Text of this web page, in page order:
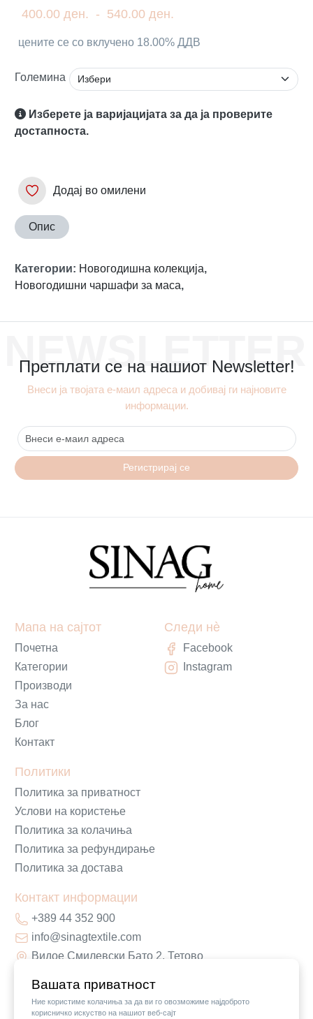
Вашата приватност
Ние користиме колачиња за да ви го овозможиме најдоброто
корисничко искуство на нашиот веб-сајт
400.00 ден. - 540.00 ден.
цените се со вклучено 18.00% ДДВ
Големина
Изберете ја варијацијата за да ја проверите
достапноста.
Додај во омилени
Опис
Категории: Новогодишна колекција,
Новогодишни чаршафи за маса,
NEWSLETTER
Претплати се на нашиот Newsletter!
Внеси ја твојата е-маил адреса и добивај ги најновите
информации.
Регистрирај се
Мапа на сајтот
Почетна
Категории
Производи
За нас
Блог
Контакт
Политики
Политика за приватност
Услови на користење
Политика за колачиња
Политика за рефундирање
Политика за достава
Контакт информации
+389 44 352 900
info@sinagtextile.com
Видое Смилевски Бато 2, Тетово
Следи нè
Facebook
Instagram